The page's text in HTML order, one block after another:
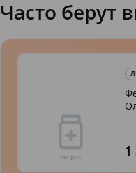
Часто берут
1